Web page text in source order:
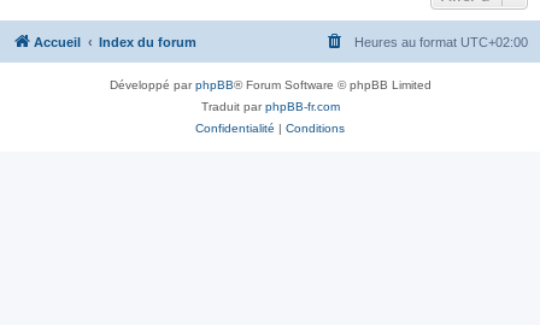
e
Accueil Index du forum Heures au format UTC+02:00
Développé parphpBB® Forum Software © phpBB Limited
Traduit parphpBB-fr.com
Confidentialité | Conditions